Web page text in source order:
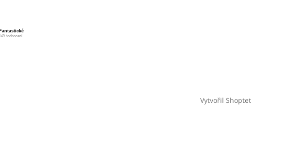
Vytvořil Shoptet